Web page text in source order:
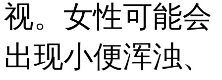
视。女性可能会
出现小便浑浊、